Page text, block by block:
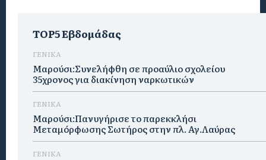
TOP5 Εβδομάδας
ΓΕΝΙΚΑ
Μαρούσι:Συνελήφθη σε προαύλιο σχολείου
35χρονος για διακίνηση ναρκωτικών
ΓΕΝΙΚΑ
Μαρούσι:Πανυγήρισε το παρεκκλήσι
Μεταμόρφωσης Σωτήρος στην πλ. Αγ.Λαύρας
ΓΕΝΙΚΑ